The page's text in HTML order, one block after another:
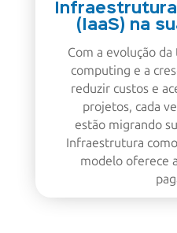
(IaaS) na
Com a evolução
computing e a
reduzir custos e
projetos, cada
estão migrando
Infraestrutura como
modelo oferece